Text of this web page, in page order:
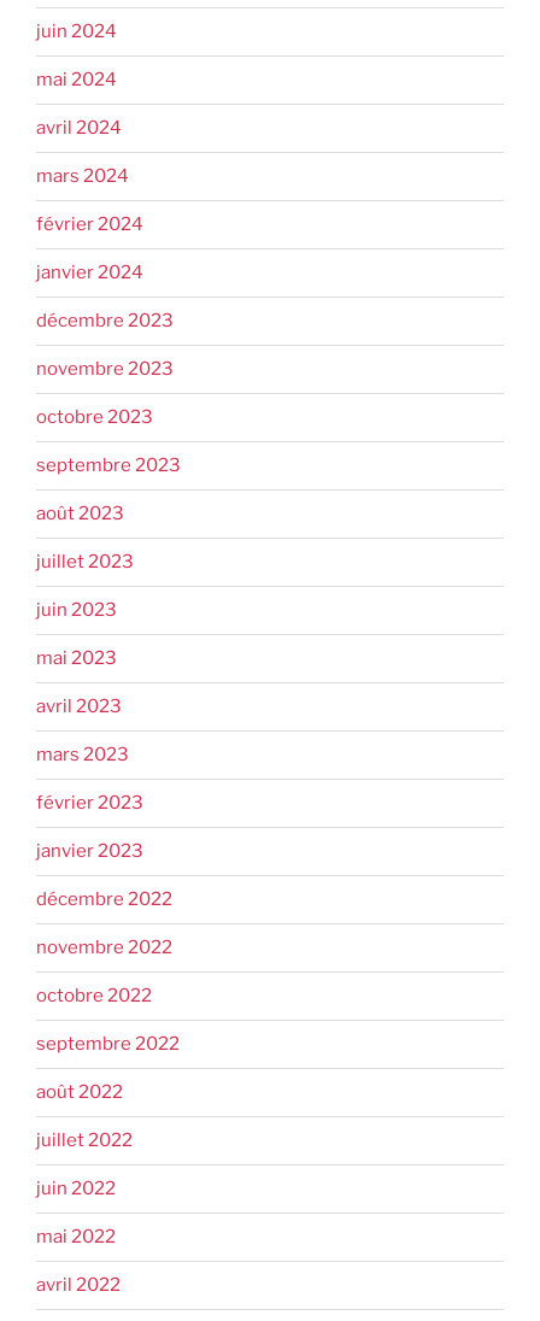
juin 2024
mai 2024
avril 2024
mars 2024
février 2024
janvier 2024
décembre 2023
novembre 2023
octobre 2023
septembre 2023
août 2023
juillet 2023
juin 2023
mai 2023
avril 2023
mars 2023
février 2023
janvier 2023
décembre 2022
novembre 2022
octobre 2022
septembre 2022
août 2022
juillet 2022
juin 2022
mai 2022
avril 2022